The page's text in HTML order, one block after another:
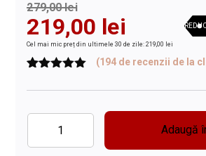
279,00lei
Prețul
inițial
a
fost:
279,00 lei.
219,00 lei
Prețul
curent
este:
219,00 lei.
Cel mai mic preț din ultimele 30 de zile: 219,00 lei
5.00din 5
de evaluări
de la clienți
(194de recenzii de la
Aparat
Adaugă